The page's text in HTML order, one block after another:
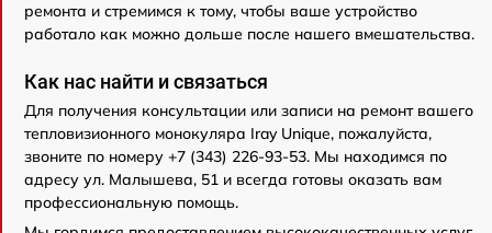
ремонта и стремимся к тому, чтобы ваше устройство
работало как можно дольше после нашего вмешательства.
Как нас найти и связаться
Для получения консультации или записи на ремонт вашего
тепловизионного монокуляра Iray Unique, пожалуйста,
звоните по номеру +7 (343) 226-93-53. Мы находимся по
адресу ул. Малышева, 51 и всегда готовы оказать вам
профессиональную помощь.